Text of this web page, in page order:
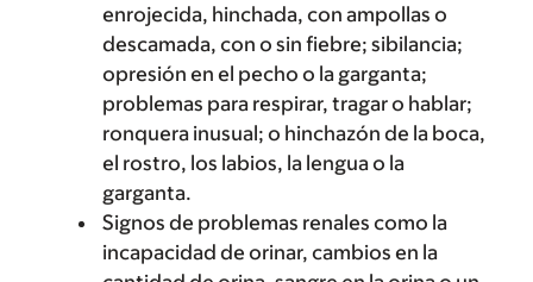
enrojecida, hinchada, con ampollas o
descamada, con o sin fiebre; sibilancia;
opresión en el pecho o la garganta;
problemas para respirar, tragar o hablar;
ronquera inusual; o hinchazón de la boca,
el rostro, los labios, la lengua o la
garganta.
Signos de problemas renales como la
incapacidad de orinar, cambios en la